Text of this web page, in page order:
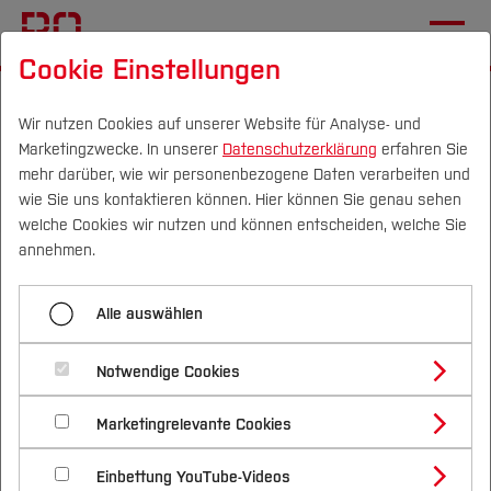
Campus Personen DE|EN Quicklinks
Studium
Studienangebote
Bachelorstudiengänge
Masterstudiengänge
Vor dem Studium
Bewerben & Einschreiben
Bewerbungsportal
Im Studium
Studienbüros und Prüfungen
Nach dem Studium
Forschung & Transfer
Profil
Forschungs- und Transferprofil
Schwerpunkte (FuT)
Beratung & Förderung
Nachhaltigkeit
Nachhaltigkeit studieren
International
Menü aufklappen
CVH-Newsletter Dezember 2023
CVH-Newsletter Juni 2022
CVH-Newsletter Mai 2022
CVH Newsletter Juli 2021
Campus
Velbert/Heiligenhaus:
Newsletter Mai 2020
Bitte wählen Sie:
Cookie Einstellungen
Wir nutzen Cookies auf unserer Website für Analyse- und
Marketingzwecke. In unserer Datenschutzerklärung erfahren Sie
mehr darüber, wie wir personenbezogene Daten verarbeiten und
wie Sie uns kontaktieren können. Hier können Sie genau sehen
welche Cookies wir nutzen und können entscheiden, welche Sie
annehmen.
Alle auswählen
Notwendige Cookies
Marketingrelevante Cookies
Einbettung YouTube-Videos